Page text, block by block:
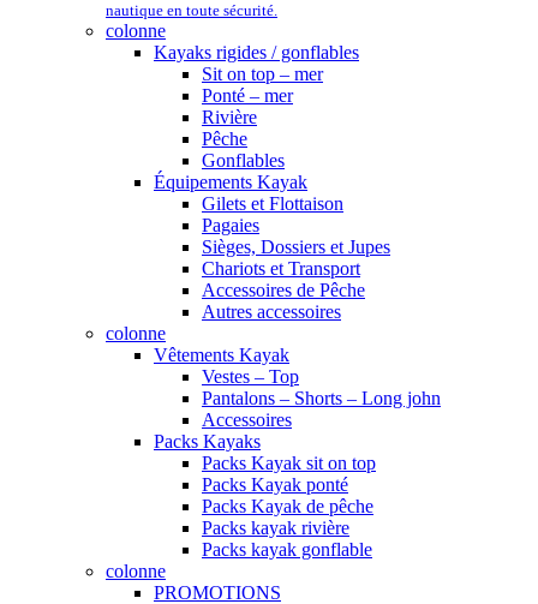
nautique en toute sécurité.
colonne
Kayaks rigides / gonflables
Sit on top – mer
Ponté – mer
Rivière
Pêche
Gonflables
Équipements Kayak
Gilets et Flottaison
Pagaies
Sièges, Dossiers et Jupes
Chariots et Transport
Accessoires de Pêche
Autres accessoires
colonne
Vêtements Kayak
Vestes – Top
Pantalons – Shorts – Long john
Accessoires
Packs Kayaks
Packs Kayak sit on top
Packs Kayak ponté
Packs Kayak de pêche
Packs kayak rivière
Packs kayak gonflable
colonne
PROMOTIONS